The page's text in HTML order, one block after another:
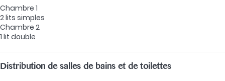
Chambre 1
2 lits simples
Chambre 2
1 lit double
Distribution de salles de bains et de toilettes